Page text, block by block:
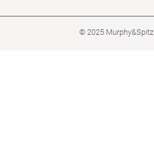
© 2025 Murphy&Spitz